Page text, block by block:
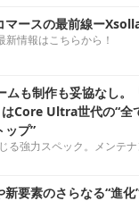
マースの最前線ー
新情報はこちらから！
ムも制作も妥協なし
Core Ultra世代の“全
ップ”
る強力スペック。メンテ
新要素のさらなる“進